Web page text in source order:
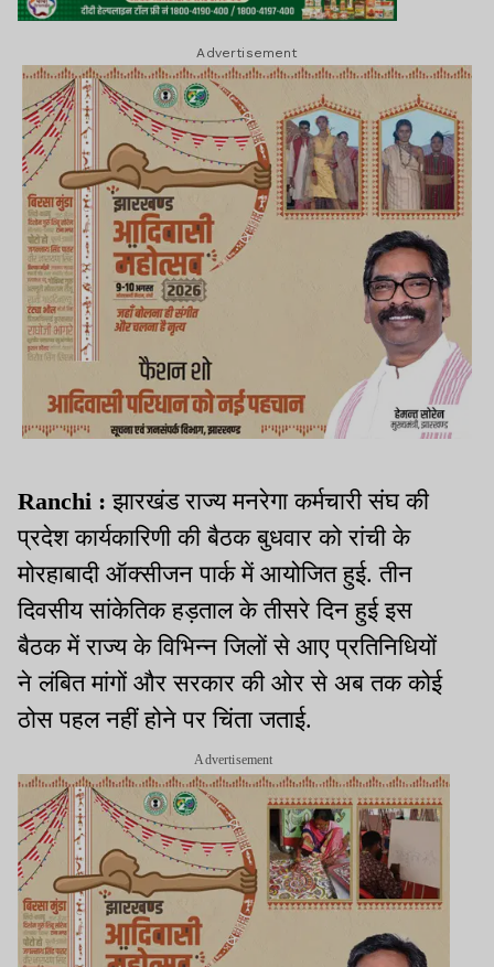
Advertisement
Ranchi : झारखंड राज्य मनरेगा कर्मचारी संघ की
प्रदेश कार्यकारिणी की बैठक बुधवार को रांची के
मोरहाबादी ऑक्सीजन पार्क में आयोजित हुई. तीन
दिवसीय सांकेतिक हड़ताल के तीसरे दिन हुई इस
बैठक में राज्य के विभिन्न जिलों से आए प्रतिनिधियों
ने लंबित मांगों और सरकार की ओर से अब तक कोई
ठोस पहल नहीं होने पर चिंता जताई.
Advertisement